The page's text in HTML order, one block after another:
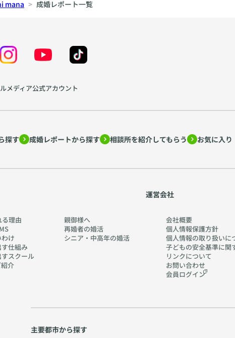
mana 成婚レポート一覧
メディア公式アカウント
探す 成婚レポートから探す 相談所を紹介してもらう お気に入り
理由
け
仕組み
スクール
介
親御様へ
再婚者の婚活
シニア・中高年の婚活
運営会社
会社概要
個人情報保護方針
個人情報の取り扱いに
子どもの安全基準に関
リンクについて
お問い合わせ
会員ログイン
主要都市から探す